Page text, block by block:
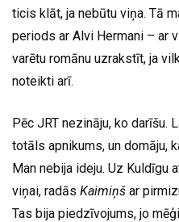
ticis klāt, ja nebūtu viņa. Tā
periods ar Alvi Hermani – ar
varētu romānu uzrakstīt, ja
noteikti arī.
Pēc JRT nezināju, ko darīšu.
totāls apnikums, un domāju,
Man nebija ideju. Uz Kuldīgu
viņai, radās Kaimiņš ar
Tas bija piedzīvojums, jo